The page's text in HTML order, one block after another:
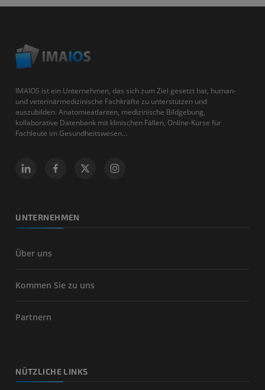
IMAIOS ist ein Unternehmen, das sich zum Ziel gesetzt hat, human-
und veterinärmedizinische Fachkräfte zu unterstützen und
auszubilden. Anatomieatlanten, medizinische Bildgebung,
kollaborative Datenbank mit klinischen Fällen, Online-Kurse für
Fachleute im Gesundheitswesen...
UNTERNEHMEN
Über uns
Kommen Sie zu uns
Partnern
NÜTZLICHE LINKS